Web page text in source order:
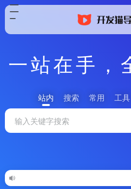
一站在手，
站内 搜索 常用 工具